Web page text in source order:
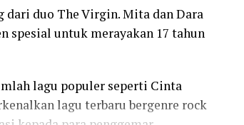
duo The Virgin. Mita dan Dara
spesial untuk merayakan 17 tahun
lagu populer seperti Cinta
lagu terbaru bergenre rock